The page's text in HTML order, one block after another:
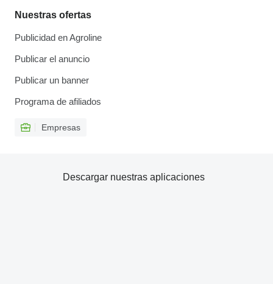
Nuestras ofertas
Publicidad en Agroline
Publicar el anuncio
Publicar un banner
Programa de afiliados
Empresas
Descargar nuestras aplicaciones